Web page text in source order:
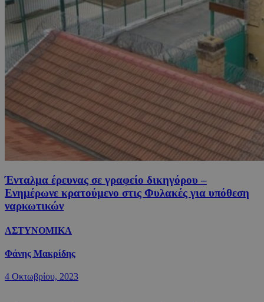
Ένταλμα έρευνας σε γραφείο δικηγόρου –
Ενημέρωνε κρατούμενο στις Φυλακές για υπόθεση
ναρκωτικών
ΑΣΤΥΝΟΜΙΚΑ
Φάνης Μακρίδης
4 Οκτωβρίου, 2023